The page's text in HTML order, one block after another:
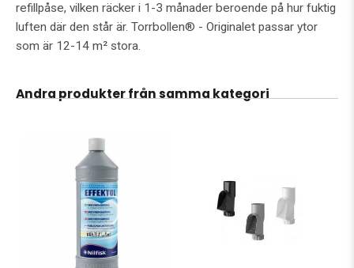
refillpåse, vilken räcker i 1-3 månader beroende på hur fuktig
luften där den står är. Torrbollen® - Originalet passar ytor
som är 12-14 m² stora.
Andra produkter från samma kategori